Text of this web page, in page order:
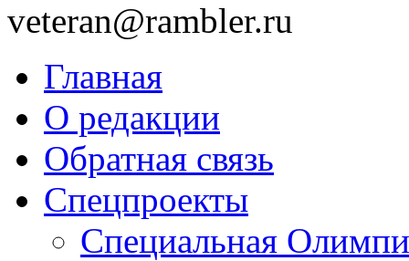
veteran@rambler.ru
Главная
О редакции
Обратная связь
Спецпроекты
Специальная